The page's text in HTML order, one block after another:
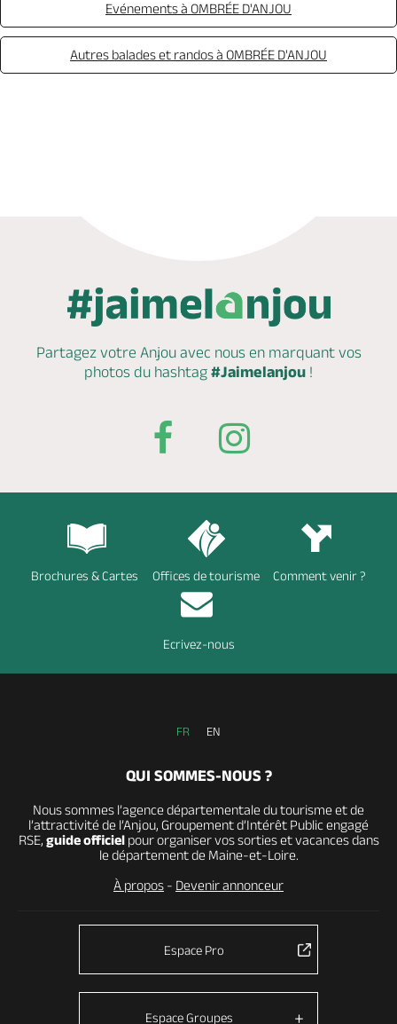
Evénements à OMBRÉE D'ANJOU
Autres balades et randos à OMBRÉE D'ANJOU
Partagez votre Anjou avec nous en marquantvos
photos du hashtag #Jaimelanjou !
Brochures & Cartes Offices de tourisme Comment venir ?
Ecrivez-nous
FR EN
QUI SOMMES-NOUS ?
Nous sommes l’agence départementale du tourisme et de
l’attractivité de l’Anjou, Groupement d’Intérêt Public engagé
RSE, guide officielpour organiser vos sorties et vacances dans
le département de Maine-et-Loire.
À propos - Devenir annonceur
Espace Pro
Espace Groupes